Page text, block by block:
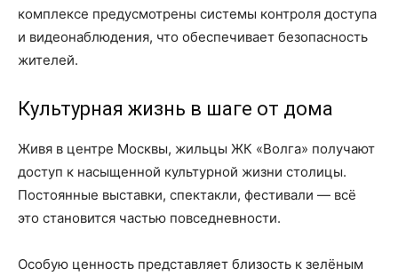
комплексе предусмотрены системы контроля доступа
и видеонаблюдения, что обеспечивает безопасность
жителей.
Культурная жизнь в шаге от дома
Живя в центре Москвы, жильцы ЖК «Волга» получают
доступ к насыщенной культурной жизни столицы.
Постоянные выставки, спектакли, фестивали — всё
это становится частью повседневности.
Особую ценность представляет близость к зелёным